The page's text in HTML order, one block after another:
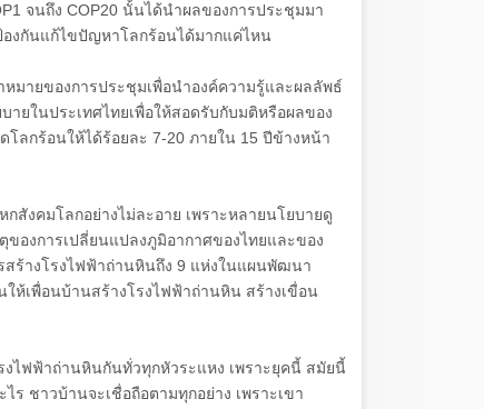
จนถึง COP20 นั้นได้นำผลของการประชุมมา
งกันแก้ไขปัญหาโลกร้อนได้มากแค่ไหน
มายของการประชุมเพื่อนำองค์ความรู้และผลลัพธ์
ยในประเทศไทยเพื่อให้สอดรับกับมติหรือผลของ
โลกร้อนให้ได้ร้อยละ 7-20 ภายใน 15 ปีข้างหน้า
สังคมโลกอย่างไม่ละอาย เพราะหลายนโยบายดู
ของการเปลี่ยนแปลงภูมิอากาศของไทยและของ
ร้างโรงไฟฟ้าถ่านหินถึง 9 แห่งในแผนพัฒนา
ห้เพื่อนบ้านสร้างโรงไฟฟ้าถ่านหิน สร้างเขื่อน
ไฟฟ้าถ่านหินกันทั่วทุกหัวระแหง เพราะยุคนี้ สมัยนี้
ร ชาวบ้านจะเชื่อถือตามทุกอย่าง เพราะเขา